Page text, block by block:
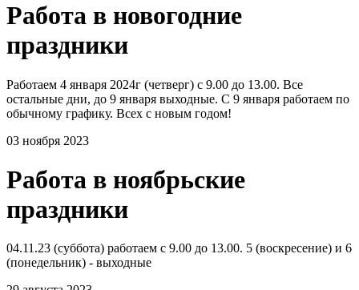
Работа в новогодние
праздники
Работаем 4 января 2024г (четверг) с 9.00 до 13.00. Все
остальные дни, до 9 января выходные. С 9 января работаем по
обычному графику. Всех с новым годом!
03 ноября 2023
Работа в ноябрьские
праздники
04.11.23 (суббота) работаем с 9.00 до 13.00. 5 (воскресение) и 6
(понедельник) - выходные